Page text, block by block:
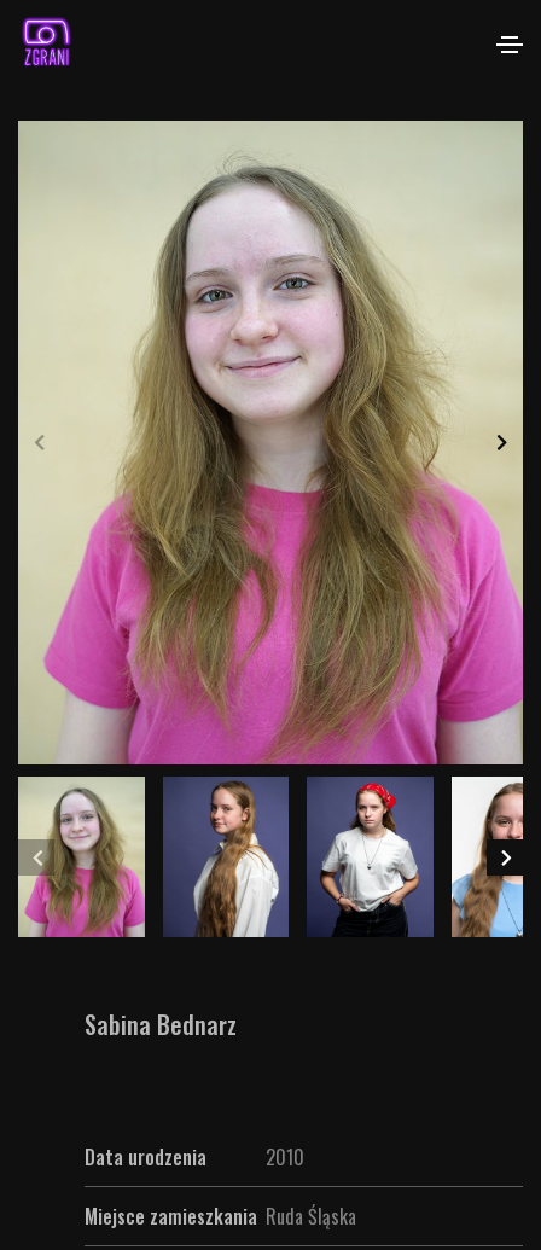
Sabina Bednarz
Data urodzenia 2010
Miejsce zamieszkania Ruda Śląska